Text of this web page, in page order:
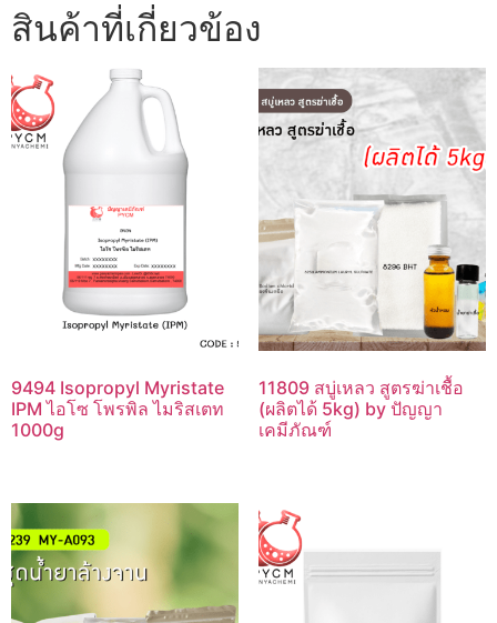
สินค้าที่เกี่ยวข้อง
9494 Isopropyl Myristate
IPM ไอโซ โพรพิล ไมริสเตท
1000g
11809 สบู่เหลว สูตรฆ่าเชื้อ
(ผลิตได้ 5kg) by ปัญญา
เคมีภัณฑ์